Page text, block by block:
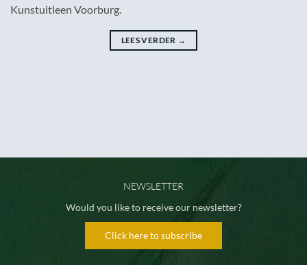
Kunstuitleen Voorburg.
LEES VERDER →
NEWSLETTER
Would you like to receive our newsletter?
Click here to subscribe